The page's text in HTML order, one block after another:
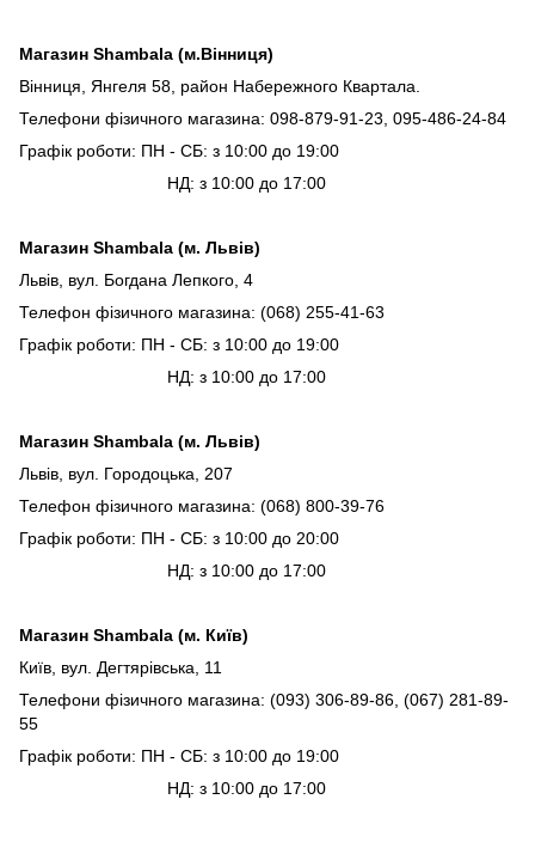
Магазин Shambala (м.Вінниця)
Вінниця, Янгеля 58, район Набережного Квартала.
Телефони фізичного магазина: 098-879-91-23, 095-486-24-84
Графік роботи: ПН - СБ: з 10:00 до 19:00
НД: з 10:00 до 17:00
Магазин Shambala (м. Львів)
Львів, вул. Богдана Лепкого, 4
Телефон фізичного магазина: (068) 255-41-63
Графік роботи: ПН - СБ: з 10:00 до 19:00
НД: з 10:00 до 17:00
Магазин Shambala (м. Львів)
Львів, вул. Городоцька, 207
Телефон фізичного магазина: (068) 800-39-76
Графік роботи: ПН - СБ: з 10:00 до 20:00
НД: з 10:00 до 17:00
Магазин Shambala (м. Київ)
Київ, вул. Дегтярівська, 11
Телефони фізичного магазина: (093) 306-89-86, (067) 281-89-
55
Графік роботи: ПН - СБ: з 10:00 до 19:00
НД: з 10:00 до 17:00